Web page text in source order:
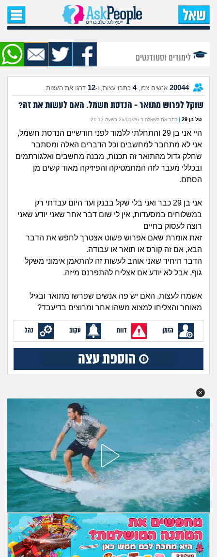
עמוד הבית
שאל שאלה
שאלות חדשות
שאלות שעוררו עניין
עצות חדשות
מה קורה כאן?
מתחם הטיפים
זוגיות
היריון ולידה
הורות ומשפחה
מתבגרים
לימודים וסטודנטים
עבודה וקריירה
בית, שכנים ושותפים
מה שעובר עליי
שומרים על הגוף
פיננסי וכלכלה
בין הסדינים
חיות מחמד
חיפוש שאלות
הרשמה | התחברות
לימודים וסטודנטים
20044 אנשים צפו,4 כתבו עצות, ו-12 דרגו את העצות.
שוקל לפרוש מתואר - הנדסת חשמל. האם לעשות את זה?
טל בן 29 | כתב את השאלה ב-26/01/26 בשעה 21:12
היי אני בן 29 והתחלתי ללמוד לפני חודשיים הנדסת חשמל,
אני לא מתחבר למחשבים וכל הדברים האלה ומסתבר
שחלק גדול מהתואר זה תכנות, מבנה מחשבים ואלגורתמים
ובכללי מעבר לזה המתמטיקה והפיזיקה מאוד קשים מן
הסתם.
אני בן 29 כבר ואני בלי שקל בבנק ועד היום עבדתי רק
במשלוחים במסעדות, אין לי שום דבר אחר שאני יודע שאני
רוצה לעסוק בחיים
זאת אומרת שאם אפרוש פשוט אצטרך לחפש את הדבר
הבא, אם זה קורס או תואר או עבודה.
הדבר היחיד שאני אוהב לעשות זה להתאמן אימוני משקל
גוף, אבל לא יודע אם אצליח להתפרנס מיזה.
אשמח לעצות, האם יש פה אנשים שפרשו מתואר ובגיל
מאוחר והצליחו למצוא משהו אחר ומרוצים בדיעבד?
הזמן דווח עקוב נהל